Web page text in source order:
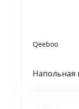
Qeeboo
Напольная